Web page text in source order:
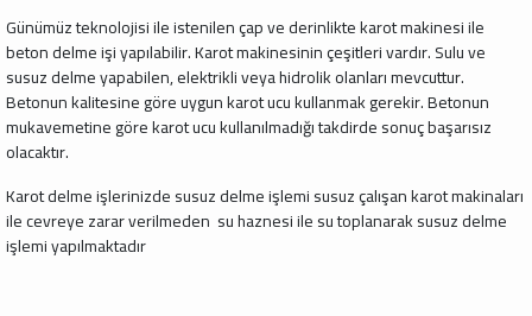
Günümüz teknolojisi ile istenilen çap ve derinlikte karot makinesi ile
beton delme işi yapılabilir. Karot makinesinin çeşitleri vardır. Sulu ve
susuz delme yapabilen, elektrikli veya hidrolik olanları mevcuttur.
Betonun kalitesine göre uygun karot ucu kullanmak gerekir. Betonun
mukavemetine göre karot ucu kullanılmadığı takdirde sonuç başarısız
olacaktır.
Karot delme işlerinizde susuz delme işlemi susuz çalışan karot makinaları
ile cevreye zarar verilmeden su haznesi ile su toplanarak susuz delme
işlemi yapılmaktadır